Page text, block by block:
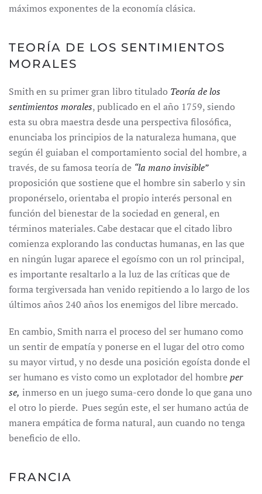
máximos exponentes de la economía clásica.
TEORÍA DE LOS SENTIMIENTOS
MORALES
Smith en su primer gran libro titulado Teoría de los
sentimientos morales, publicado en el año 1759, siendo
esta su obra maestra desde una perspectiva filosófica,
enunciaba los principios de la naturaleza humana, que
según él guiaban el comportamiento social del hombre, a
través, de su famosa teoría de “la mano invisible”
proposición que sostiene que el hombre sin saberlo y sin
proponérselo, orientaba el propio interés personal en
función del bienestar de la sociedad en general, en
términos materiales. Cabe destacar que el citado libro
comienza explorando las conductas humanas, en las que
en ningún lugar aparece el egoísmo con un rol principal,
es importante resaltarlo a la luz de las críticas que de
forma tergiversada han venido repitiendo a lo largo de los
últimos años 240 años los enemigos del libre mercado.
En cambio, Smith narra el proceso del ser humano como
un sentir de empatía y ponerse en el lugar del otro como
su mayor virtud, y no desde una posición egoísta donde el
ser humano es visto como un explotador del hombreper
se, inmerso en un juego suma-cero donde lo que gana uno
el otro lo pierde. Pues según este, el ser humano actúa de
manera empática de forma natural, aun cuando no tenga
beneficio de ello.
FRANCIA